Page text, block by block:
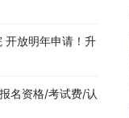
放明年申请！升
名资格/考试费/认